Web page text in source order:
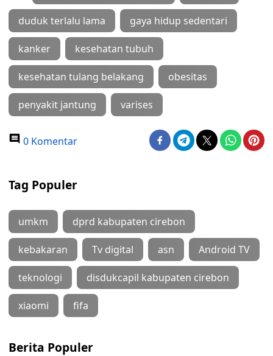
duduk terlalu lama gaya hidup sedentari
kanker kesehatan tubuh
kesehatan tulang belakang obesitas
penyakit jantung varises
0 Komentar
Tag Populer
umkm dprd kabupaten cirebon
kebakaran Tv digital asn Android TV
teknologi disdukcapil kabupaten cirebon
xiaomi fifa
Berita Populer